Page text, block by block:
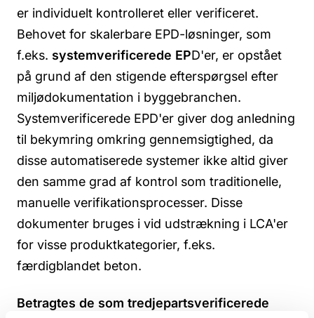
er individuelt kontrolleret eller verificeret.
Behovet for skalerbare EPD-løsninger, som
f.eks. systemverificerede EPD'er, er opstået
på grund af den stigende efterspørgsel efter
miljødokumentation i byggebranchen.
Systemverificerede EPD'er giver dog anledning
til bekymring omkring gennemsigtighed, da
disse automatiserede systemer ikke altid giver
den samme grad af kontrol som traditionelle,
manuelle verifikationsprocesser. Disse
dokumenter bruges i vid udstrækning i LCA'er
for visse produktkategorier, f.eks.
færdigblandet beton.
Betragtes de som tredjepartsverificerede